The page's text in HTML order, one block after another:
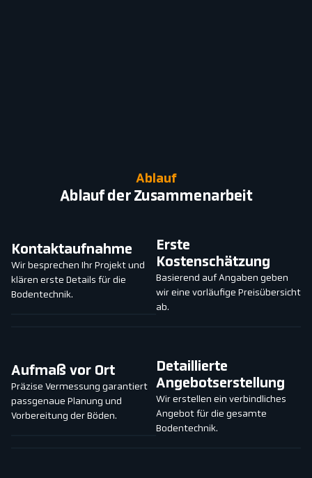
Ablauf
Ablauf der Zusammenarbeit
Kontaktaufnahme
Wir besprechen Ihr Projekt und
klären erste Details für die
Bodentechnik.
Erste
Kostenschätzung
Basierend auf Angaben geben
wir eine vorläufige Preisübersicht
ab.
Aufmaß vor Ort
Präzise Vermessung garantiert
passgenaue Planung und
Vorbereitung der Böden.
Detaillierte
Angebotserstellung
Wir erstellen ein verbindliches
Angebot für die gesamte
Bodentechnik.